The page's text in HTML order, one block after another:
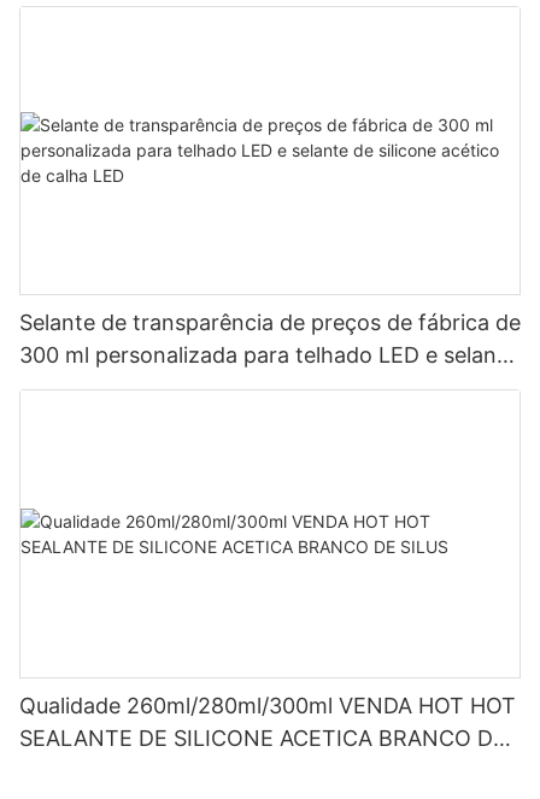
Selante de transparência de preços de fábrica de
300 ml personalizada para telhado LED e selante
de silicone acético de calha LED
Qualidade 260ml/280ml/300ml VENDA HOT HOT
SEALANTE DE SILICONE ACETICA BRANCO DE